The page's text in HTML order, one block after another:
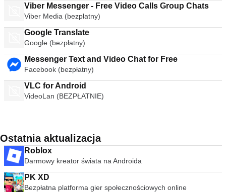
Viber Messenger - Free Video Calls Group Chats
Viber Media (bezpłatny)
Google Translate
Google (bezpłatny)
Messenger Text and Video Chat for Free
Facebook (bezpłatny)
VLC for Android
VideoLan (BEZPŁATNIE)
Ostatnia aktualizacja
Roblox
Darmowy kreator świata na Androida
PK XD
Bezpłatna platforma gier społecznościowych online